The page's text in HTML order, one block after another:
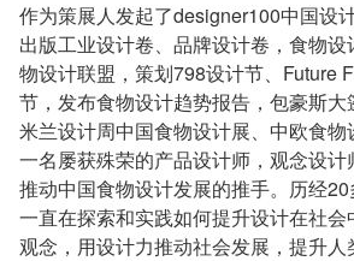
作为策展人发起了designer100中国设
出版工业设计卷、品牌设计卷，食物
物设计联盟，策划798设计节、Future
节，发布食物设计趋势报告，包豪斯
米兰设计周中国食物设计展、中欧食
一名屡获殊荣的产品设计师，观念设
推动中国食物设计发展的推手。历经20
一直在探索和实践如何提升设计在社
观念，用设计力推动社会发展，提升人